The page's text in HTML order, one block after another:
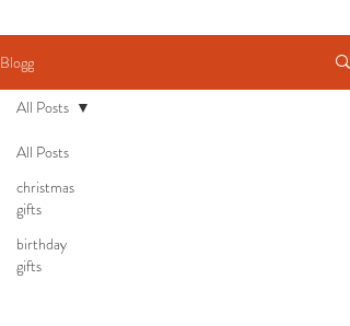
Blogg
All Posts
christmas
gifts
birthday
gifts
All Posts